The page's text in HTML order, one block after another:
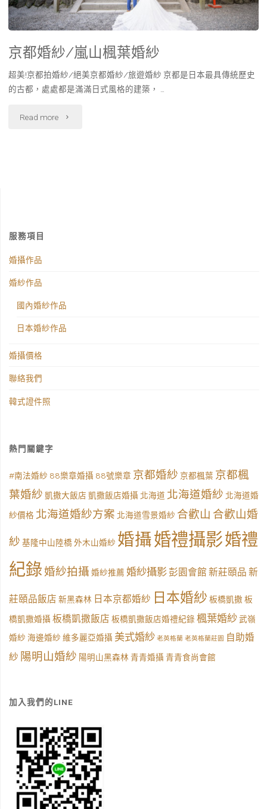
京都婚紗/嵐山楓葉婚紗
超美!京都拍婚紗/絕美京都婚紗/旅遊婚紗 京都是日本最具傳統歷史
的古都，處處都是滿滿日式風格的建築， …
Read more
服務項目
婚攝作品
婚紗作品
國內婚紗作品
日本婚紗作品
婚攝價格
聯絡我們
韓式證件照
熱門關鍵字
#南法婚紗 88樂章婚攝 88號樂章 京都婚紗 京都楓葉 京都楓
葉婚紗 凱撒大飯店 凱撒飯店婚攝 北海道 北海道婚紗 北海道婚
紗價格 北海道婚紗方案 北海道雪景婚紗 合歡山 合歡山婚
紗 基隆中山陸橋 外木山婚紗 婚攝婚禮攝影婚禮
紀錄婚紗拍攝 婚紗推薦 婚紗攝影彭園會館 新莊頤品 新
莊頤品飯店 新黑森林 日本京都婚紗 日本婚紗 板橋凱撒 板
橋凱撒婚攝 板橋凱撒飯店 板橋凱撒飯店婚禮紀錄 楓葉婚紗 武嶺
婚紗 海邊婚紗 維多麗亞婚攝 美式婚紗 老英格蘭 老英格蘭莊園 自助婚
紗 陽明山婚紗 陽明山黑森林 青青婚攝 青青食尚會館
加入我們的LINE